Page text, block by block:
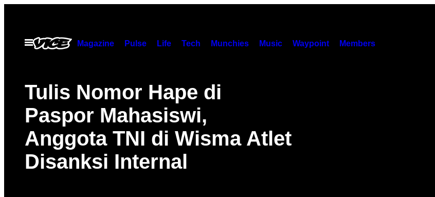
contentOpen
Menu
Magazine Pulse Life Tech Munchies Music Waypoint Members
Tulis Nomor Hape di
Paspor Mahasiswi,
Anggota TNI di Wisma Atlet
Disanksi Internal